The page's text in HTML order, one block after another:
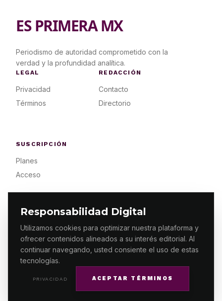
Responsabilidad Digital
Utilizamos cookies para optimizar nuestra plataforma y
ofrecer contenidos alineados a su interés editorial. Al
continuar navegando, usted consiente el uso de estas
tecnologías.
PRIVACIDAD ACEPTAR TÉRMINOS
ES PRIMERA MX
Periodismo de autoridad comprometido con la
verdad y la profundidad analítica.
LEGAL
Privacidad
Términos
REDACCIÓN
Contacto
Directorio
SUSCRIPCIÓN
Planes
Acceso
© 2026 ES PRIMERA MX. ALGUNOS DERECHOS
RESERVADOS / DESIGNMAKING.MX